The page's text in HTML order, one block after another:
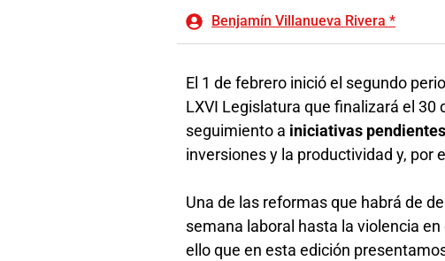
Benjamín Villanueva Rivera *
El 1 de febrero inició el segundo
LXVI Legislatura que finalizará el 30
seguimiento a iniciativas
inversiones y la productividad y, por
Una de las reformas que habrá de
semana laboral hasta la violencia
ello que en esta edición